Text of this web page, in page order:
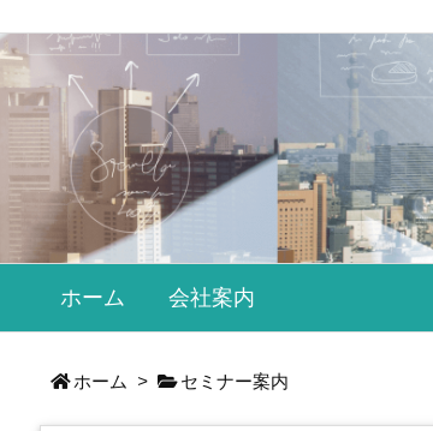
ホーム 会社案内
ホーム > セミナー案内